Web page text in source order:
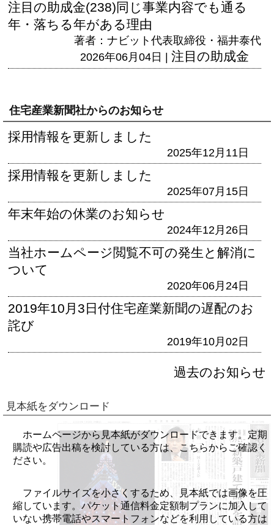
注目の助成金(238)同じ事業内容でも通る
年・落ちる年がある理由
著者：ナビット代表取締役・福井泰代
2026年06月04日 | 注目の助成金
住宅産業新聞社からのお知らせ
採用情報を更新しました
2025年12月11日
採用情報を更新しました
2025年07月15日
年末年始の休業のお知らせ
2024年12月26日
当社ホームページ閲覧不可の発生と解消に
ついて
2020年06月24日
2019年10月3日付住宅産業新聞の遅配のお
詫び
2019年10月02日
過去のお知らせ
見本紙をダウンロード
ホームページから見本紙がダウンロードできます。定期
購読や広告出稿を検討している方は、こちらからご確認く
ださい。
ファイルサイズを小さくするため、見本紙では画像を圧
縮しています。パケット通信料金定額制プランに加入して
いない携帯電話やスマートフォンなどを利用している方は